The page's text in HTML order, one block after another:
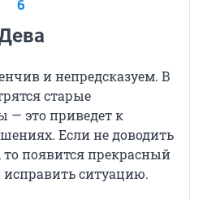
6
и непредсказуем. В
старые
— это приведет к
Если не доводить
то появится прекрасный
исправить ситуацию.